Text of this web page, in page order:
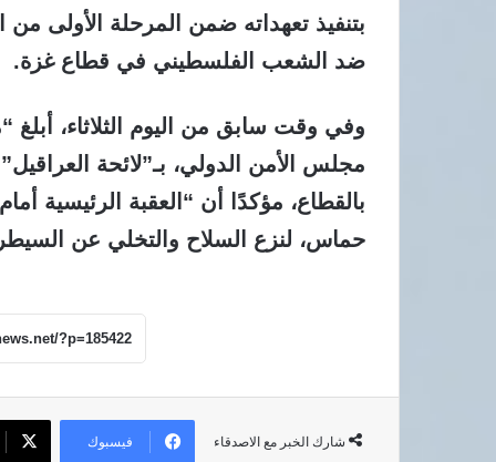
بتنفيذ تعهداته ضمن المرحلة الأولى من
ضد الشعب الفلسطيني في قطاع غزة.
وفي وقت سابق من اليوم الثلاثاء،
مجلس الأمن الدولي، بـ”لائحة
بالقطاع، مؤكدًا أن “العقبة الرئيسية
حماس، لنزع السلاح والتخلي عن
شارك الخبر مع الاصدقاء فيسبوك